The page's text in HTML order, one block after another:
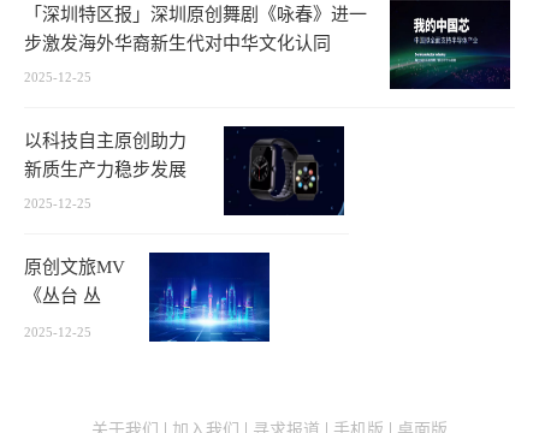
「深圳特区报」深圳原创舞剧《咏春》进一
步激发海外华裔新生代对中华文化认同
2025-12-25
以科技自主原创助力
新质生产力稳步发展
2025-12-25
原创文旅MV
《丛台 丛
台》发布
2025-12-25